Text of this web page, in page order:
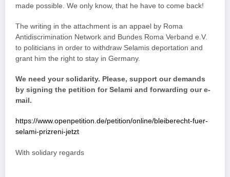
made possible. We only know, that he have to come back!
The writing in the attachment is an appael by Roma
Antidiscrimination Network and Bundes Roma Verband e.V.
to politicians in order to withdraw Selamis deportation and
grant him the right to stay in Germany.
We need your solidarity. Please, support our demands
by signing the petition for Selami and forwarding our e-
mail.
https://www.openpetition.de/petition/online/bleiberecht-fuer-
selami-prizreni-jetzt
With solidary regards